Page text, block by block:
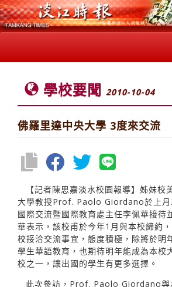
學校要聞 2010-10-04
佛羅里達中央大學 3度來交流
【記者陳思嘉淡水校園報導】姊妹校
大學教授Prof. Paolo Giordano於上月
國際交流暨國際教育處主任李佩華接待
華表示，該校甫於今年1月與本校締約
校接洽交流事宜，態度積極，除將於明
學生華語教育，也期待明年能成為本校
校之一，讓出國的學生有更多選擇。
此次參訪，Prof. Paolo Giordano與